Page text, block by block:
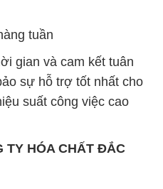
tuần
gian và cam kết tuân
sự hỗ trợ tốt nhất cho
suất công việc cao
TY HÓA CHẤT ĐẮC